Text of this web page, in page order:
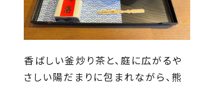
香ばしい釜炒り茶と、庭に広がるや
さしい陽だまりに包まれながら、熊